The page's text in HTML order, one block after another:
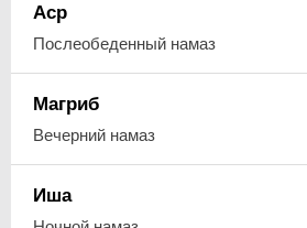
Аср
Послеобеденный намаз
Магриб
Вечерний намаз
Иша